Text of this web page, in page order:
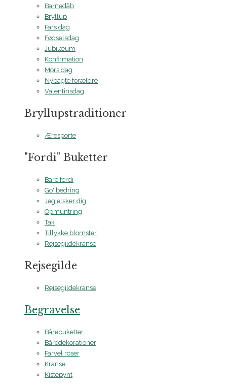
Barnedåb
Bryllup
Fars dag
Fødselsdag
Jubilæum
Konfirmation
Mors dag
Nybagte forældre
Valentinsdag
Bryllupstraditioner
Æresporte
"Fordi" Buketter
Bare fordi
Go' bedring
Jeg elsker dig
Opmuntring
Tak
Tillykke blomster
Rejsegildekranse
Rejsegilde
Rejsegildekranse
Begravelse
Bårebuketter
Båredekorationer
Farvel roser
Kranse
Kistepynt